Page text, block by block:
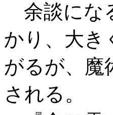
余談にな
かり、大き
がるが、魔
される。